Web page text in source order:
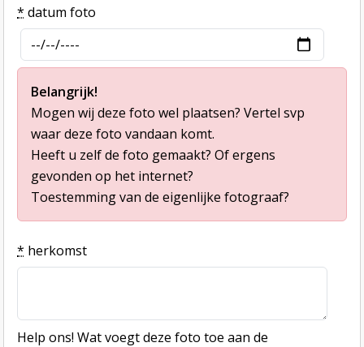
* datum foto
Belangrijk!
Mogen wij deze foto wel plaatsen? Vertel svp
waar deze foto vandaan komt.
Heeft u zelf de foto gemaakt? Of ergens
gevonden op het internet?
Toestemming van de eigenlijke fotograaf?
* herkomst
Help ons! Wat voegt deze foto toe aan de